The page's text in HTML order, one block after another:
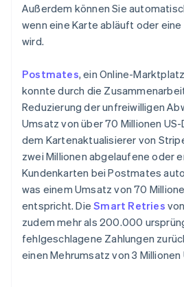
Außerdem können Sie
wenn eine Karte abläuft oder
wird.
Postmates, ein Online-
konnte durch die
Reduzierung der unfreiwilligen
Umsatz von über 70 Millionen
dem Kartenaktualisierer von
zwei Millionen abgelaufene oder
Kundenkarten bei Postmates
was einem Umsatz von 70
entspricht. DieSmart Retries
zudem mehr als 200.000
fehlgeschlagene Zahlungen
einen Mehrumsatz von 3